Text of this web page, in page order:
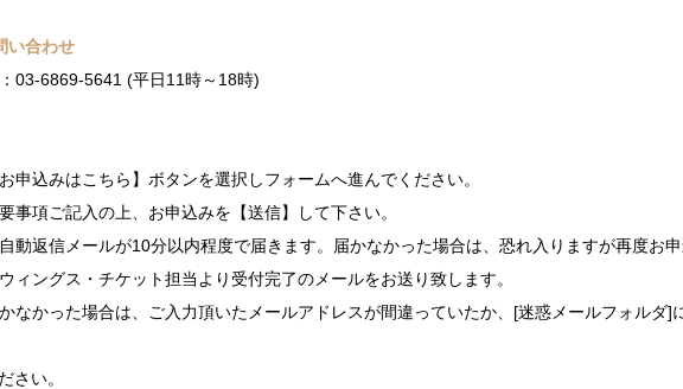
い合わせ
03-6869-5641 (平日11時～18時)
申込みはこちら】ボタンを選択しフォームへ進んでください。
事項ご記入の上、お申込みを【送信】して下さい。
動返信メールが10分以内程度で届きます。届かなかった場合は、恐れ入りますが再度お申
ィングス・チケット担当より受付完了のメールをお送り致します。
なかった場合は、ご入力頂いたメールアドレスが間違っていたか、[迷惑メールフォルダ]
さい。